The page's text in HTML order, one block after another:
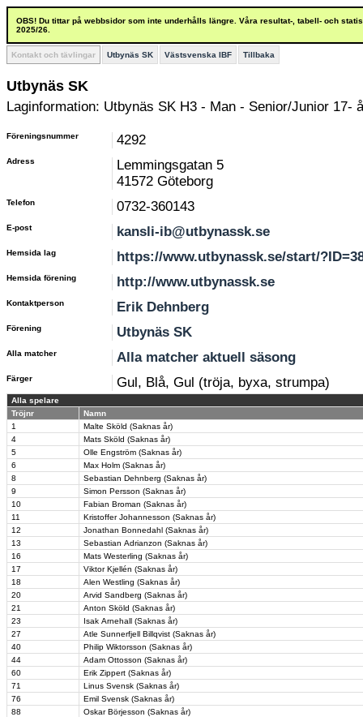
OBS! Du tittar på webbsidor som inte underhålls längre. Våra resultat-, tabell- och
2025/26.
Kontakt och tävlingar Utbynäs SK Västsvenska IBF Tillbaka
Utbynäs SK
Laginformation: Utbynäs SK H3 - Man - Senior/Junior 17-
Föreningsnummer 4292
Adress
Lemmingsgatan 5
41572 Göteborg
Telefon 0732-360143
E-post kansli-ib@utbynassk.se
Hemsida lag https://www.utbynassk.se/start/
Hemsida förening http://www.utbynassk.se
Kontaktperson Erik Dehnberg
Förening Utbynäs SK
Alla matcher Alla matcher aktuell säsong
Färger Gul, Blå, Gul (tröja, byxa, strumpa)
Alla spelare
Tröjnr
Namn
1
Malte Sköld (Saknas år)
4
Mats Sköld (Saknas år)
5
Olle Engström (Saknas år)
6
Max Holm (Saknas år)
8
Sebastian Dehnberg (Saknas år)
9
Simon Persson (Saknas år)
10
Fabian Broman (Saknas år)
11
Kristoffer Johannesson (Saknas år)
12
Jonathan Bonnedahl (Saknas år)
13
Sebastian Adrianzon (Saknas år)
16
Mats Westerling (Saknas år)
17
Viktor Kjellén (Saknas år)
18
Alen Westling (Saknas år)
20
Arvid Sandberg (Saknas år)
21
Anton Sköld (Saknas år)
23
Isak Arnehall (Saknas år)
27
Atle Sunnerfjell Billqvist (Saknas år)
40
Philip Wiktorsson (Saknas år)
44
Adam Ottosson (Saknas år)
60
Erik Zippert (Saknas år)
71
Linus Svensk (Saknas år)
76
Emil Svensk (Saknas år)
88
Oskar Börjesson (Saknas år)